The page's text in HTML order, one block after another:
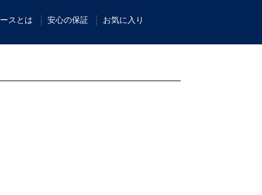
スとは 安心の保証 お気に入り